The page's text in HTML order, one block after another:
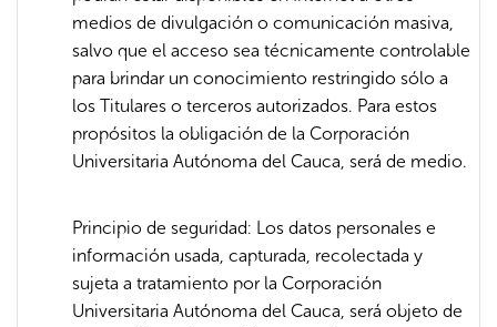
medios de divulgación o comunicación masiva,
salvo que el acceso sea técnicamente controlable
para brindar un conocimiento restringido sólo a
los Titulares o terceros autorizados. Para estos
propósitos la obligación de la Corporación
Universitaria Autónoma del Cauca, será de medio.
Principio de seguridad: Los datos personales e
información usada, capturada, recolectada y
sujeta a tratamiento por la Corporación
Universitaria Autónoma del Cauca, será objeto de